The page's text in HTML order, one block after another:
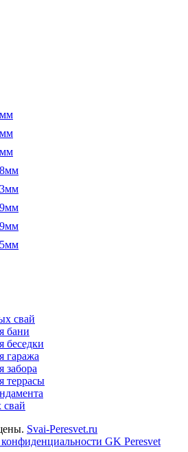
свай
бани
беседки
гаража
забора
террасы
свай
Svai-Peresvet.ru
GK Peresvet